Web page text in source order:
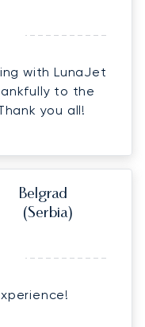
with LunaJet
to the
you all!
Belgrad
(Serbia)